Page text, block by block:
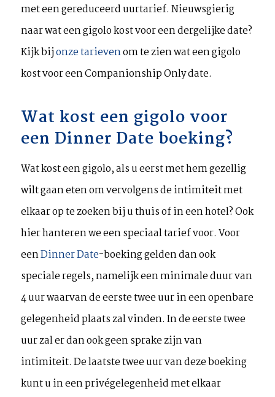
met een gereduceerd uurtarief. Nieuwsgierig
naar wat een gigolo kost voor een dergelijke date?
Kijk bijonze tarievenom te zien wat een gigolo
kost voor een Companionship Only date.
Wat kost een gigolo voor
een Dinner Date boeking?
Wat kost een gigolo, als u eerst met hem gezellig
wilt gaan eten om vervolgens de intimiteit met
elkaar op te zoeken bij u thuis of in een hotel? Ook
hier hanteren we een speciaal tarief voor. Voor
eenDinner Date-boeking gelden dan ook
speciale regels, namelijk een minimale duur van
4 uur waarvan de eerste twee uur in een openbare
gelegenheid plaats zal vinden. In de eerste twee
uur zal er dan ook geen sprake zijn van
intimiteit. De laatste twee uur van deze boeking
kunt u in een privégelegenheid met elkaar